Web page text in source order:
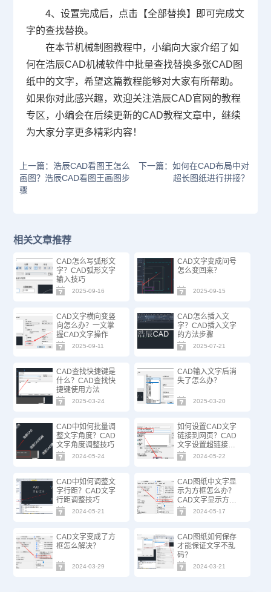
4、设置完成后，点击【全部替换】即可完成文
字的查找替换。
在本节机械制图教程中，小编向大家介绍了如
何在浩辰CAD机械软件中批量查找替换多张CAD图
纸中的文字，希望这篇教程能够对大家有所帮助。
如果你对此感兴趣，欢迎关注浩辰CAD官网 的教程
专区，小编会在后续更新的CAD教程文章中，继续
为大家分享更多精彩内容！
上一篇：浩辰CAD看图王怎么
画图？浩辰CAD看图王画图步
骤
下一篇：如何在CAD布局中对
超长图纸进行拼接？
相关文章推荐
CAD怎么写弧形文
字？CAD弧形文字
输入技巧
2025-09-16
CAD文字变成问号
怎么变回来？
2025-09-15
CAD文字横向变竖
向怎么办？一文掌
握CAD文字操作
2025-09-11
CAD怎么插入文
字？CAD插入文字
的方法步骤
2025-07-21
CAD查找快捷键是
什么？CAD查找快
捷键使用方法
2025-03-24
CAD输入文字后消
失了怎么办？
2025-03-20
CAD中如何批量调
整文字角度？CAD
文字角度调整技巧
2024-05-24
如何设置CAD文字
链接到网页？CAD
文字设置超链接方
法技巧2024-05-22
CAD中如何调整文
字行距？CAD文字
行距调整技巧
2024-05-21
CAD图纸中文字显
示为方框怎么办？
CAD文字显示方框
的解决办法
2024-05-17
CAD文字变成了方
框怎么解决？
2024-03-29
CAD图纸如何保存
才能保证文字不乱
码？
2024-03-21